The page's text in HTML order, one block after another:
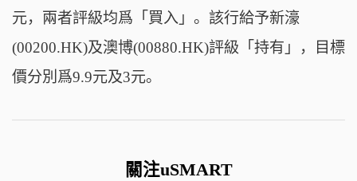
元，兩者評級均爲「買入」。該行給予新濠
(00200.HK)及澳博(00880.HK)評級「持有」，目標
價分別爲9.9元及3元。
關注uSMART